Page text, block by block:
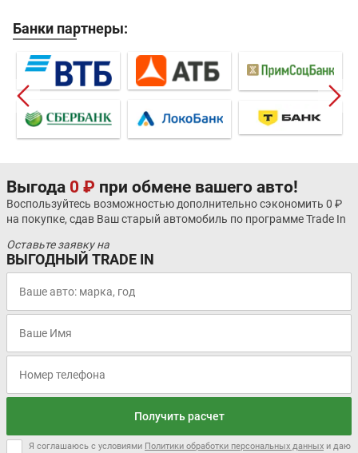
Банки партнеры:
Выгода 0 ₽ при обмене вашего авто!
Воспользуйтесь возможностью дополнительно сэкономить 0 ₽
на покупке, сдав Ваш старый автомобиль по программе Trade In
Оставьте заявку на
ВЫГОДНЫЙ TRADE IN
Получить расчет
Я соглашаюсь с условиями Политики обработки персональных данных и даю